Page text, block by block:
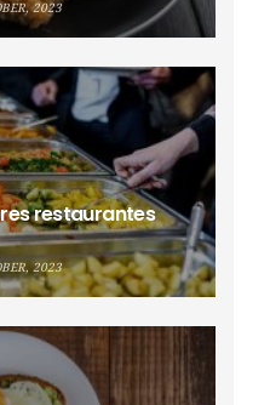
2023
restaurantes
2023